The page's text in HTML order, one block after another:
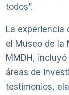
todos”.
La experiencia
el Museo de la
MMDH,
áreas de
testimonios,